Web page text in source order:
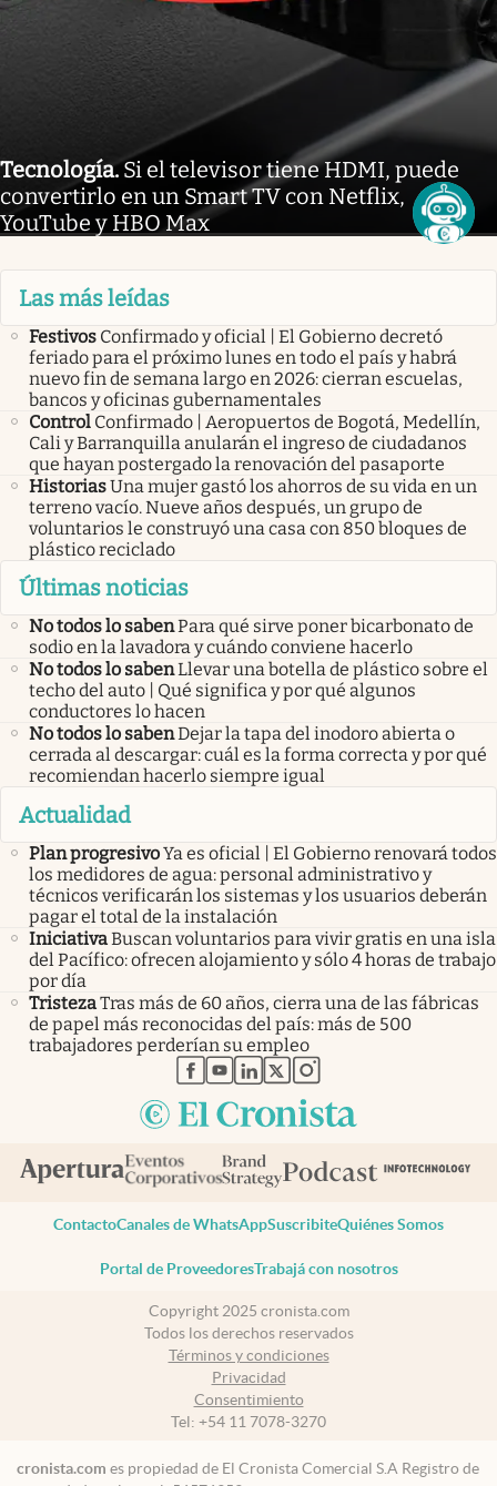
Tecnología.Si el televisor tiene HDMI, puede
convertirlo en un Smart TV con Netflix,
YouTube y HBO Max
Las más leídas
Festivos Confirmado y oficial | El Gobierno decretó
feriado para el próximo lunes en todo el país y habrá
nuevo fin de semana largo en 2026: cierran escuelas,
bancos y oficinas gubernamentales
Control Confirmado | Aeropuertos de Bogotá, Medellín,
Cali y Barranquilla anularán el ingreso de ciudadanos
que hayan postergado la renovación del pasaporte
HistoriasUna mujer gastó los ahorros de su vida en un
terreno vacío. Nueve años después, un grupo de
voluntarios le construyó una casa con 850 bloques de
plástico reciclado
Últimas noticias
No todos lo sabenPara qué sirve poner bicarbonato de
sodio en la lavadora y cuándo conviene hacerlo
No todos lo sabenLlevar una botella de plástico sobre el
techo del auto | Qué significa y por qué algunos
conductores lo hacen
No todos lo sabenDejar la tapa del inodoro abierta o
cerrada al descargar: cuál es la forma correcta y por qué
recomiendan hacerlo siempre igual
Actualidad
Plan progresivoYa es oficial | El Gobierno renovará todos
los medidores de agua: personal administrativo y
técnicos verificarán los sistemas y los usuarios deberán
pagar el total de la instalación
IniciativaBuscan voluntarios para vivir gratis en una isla
del Pacífico: ofrecen alojamiento y sólo 4 horas de trabajo
por día
TristezaTras más de 60 años, cierra una de las fábricas
de papel más reconocidas del país: más de 500
trabajadores perderían su empleo
abre en nueva pestaña
abre en nueva pestaña
abre en nueva pestaña
abre en nueva pestaña
abre en nueva pestaña
ContactoCanales de WhatsAppSuscribiteQuiénes Somos
Portal de ProveedoresTrabajá con nosotros
Copyright 2025 cronista.com
Todos los derechos reservados
Términos y condiciones
Privacidad
Consentimiento
Tel: +54 11 7078-3270
cronista.com es propiedad de El Cronista Comercial S.A Registro de